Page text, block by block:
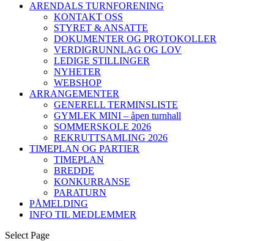
ARENDALS TURNFORENING
KONTAKT OSS
STYRET & ANSATTE
DOKUMENTER OG PROTOKOLLER
VERDIGRUNNLAG OG LOV
LEDIGE STILLINGER
NYHETER
WEBSHOP
ARRANGEMENTER
GENERELL TERMINSLISTE
GYMLEK MINI – åpen turnhall
SOMMERSKOLE 2026
REKRUTTSAMLING 2026
TIMEPLAN OG PARTIER
TIMEPLAN
BREDDE
KONKURRANSE
PARATURN
PÅMELDING
INFO TIL MEDLEMMER
Select Page